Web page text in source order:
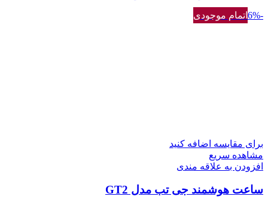
-6% اتمام موجودی
برای مقایسه اضافه کنید
مشاهده سریع
افزودن به علاقه مندی
ساعت هوشمند جی تب مدل GT2